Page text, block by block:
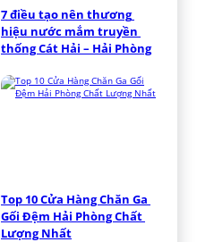
7 điều tạo nên thương
hiệu nước mắm truyền
thống Cát Hải – Hải Phòng
Top 10 Cửa Hàng Chăn Ga
Gối Đệm Hải Phòng Chất
Lượng Nhất